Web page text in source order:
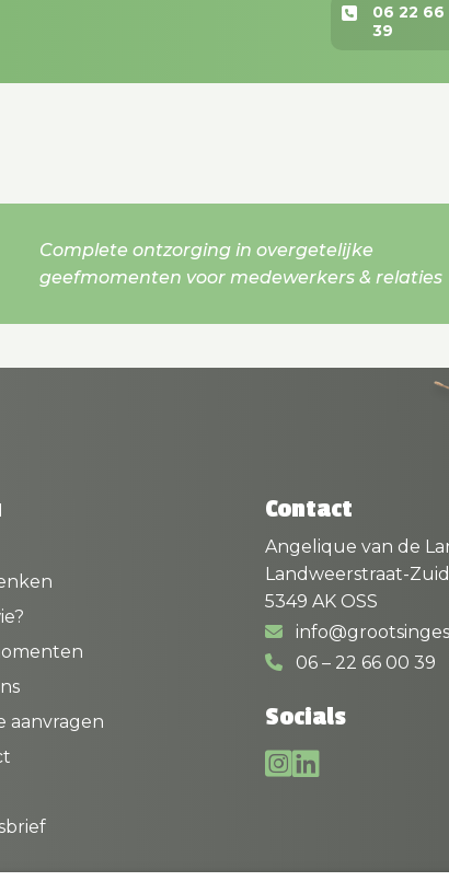
06 22 66
39
Complete ontzorging in overgetelijke
geefmomenten voor medewerkers & relaties
aanvragen
Contact
Angelique van de
Landweerstraat-Zuid
5349 AK OSS
06 – 22 66 00 39
Socials